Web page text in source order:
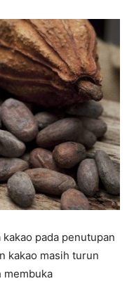
pada penutupan
kakao masih turun
membuka